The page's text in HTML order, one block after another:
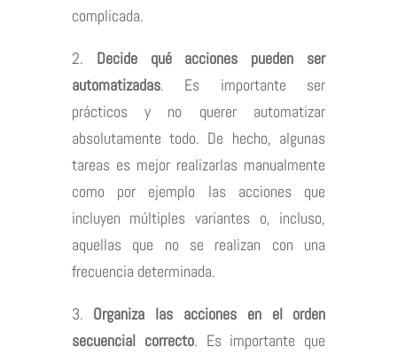
complicada.
2. Decide qué acciones pueden ser
automatizadas. Es importante ser
prácticos y no querer automatizar
absolutamente todo. De hecho, algunas
tareas es mejor realizarlas manualmente
como por ejemplo las acciones que
incluyen múltiples variantes o, incluso,
aquellas que no se realizan con una
frecuencia determinada.
3. Organiza las acciones en el orden
secuencial correcto. Es importante que